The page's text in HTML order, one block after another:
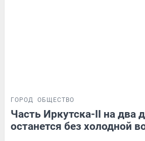
ГОРОД ОБЩЕСТВО
Часть Иркутска-II на два
останется без холодной